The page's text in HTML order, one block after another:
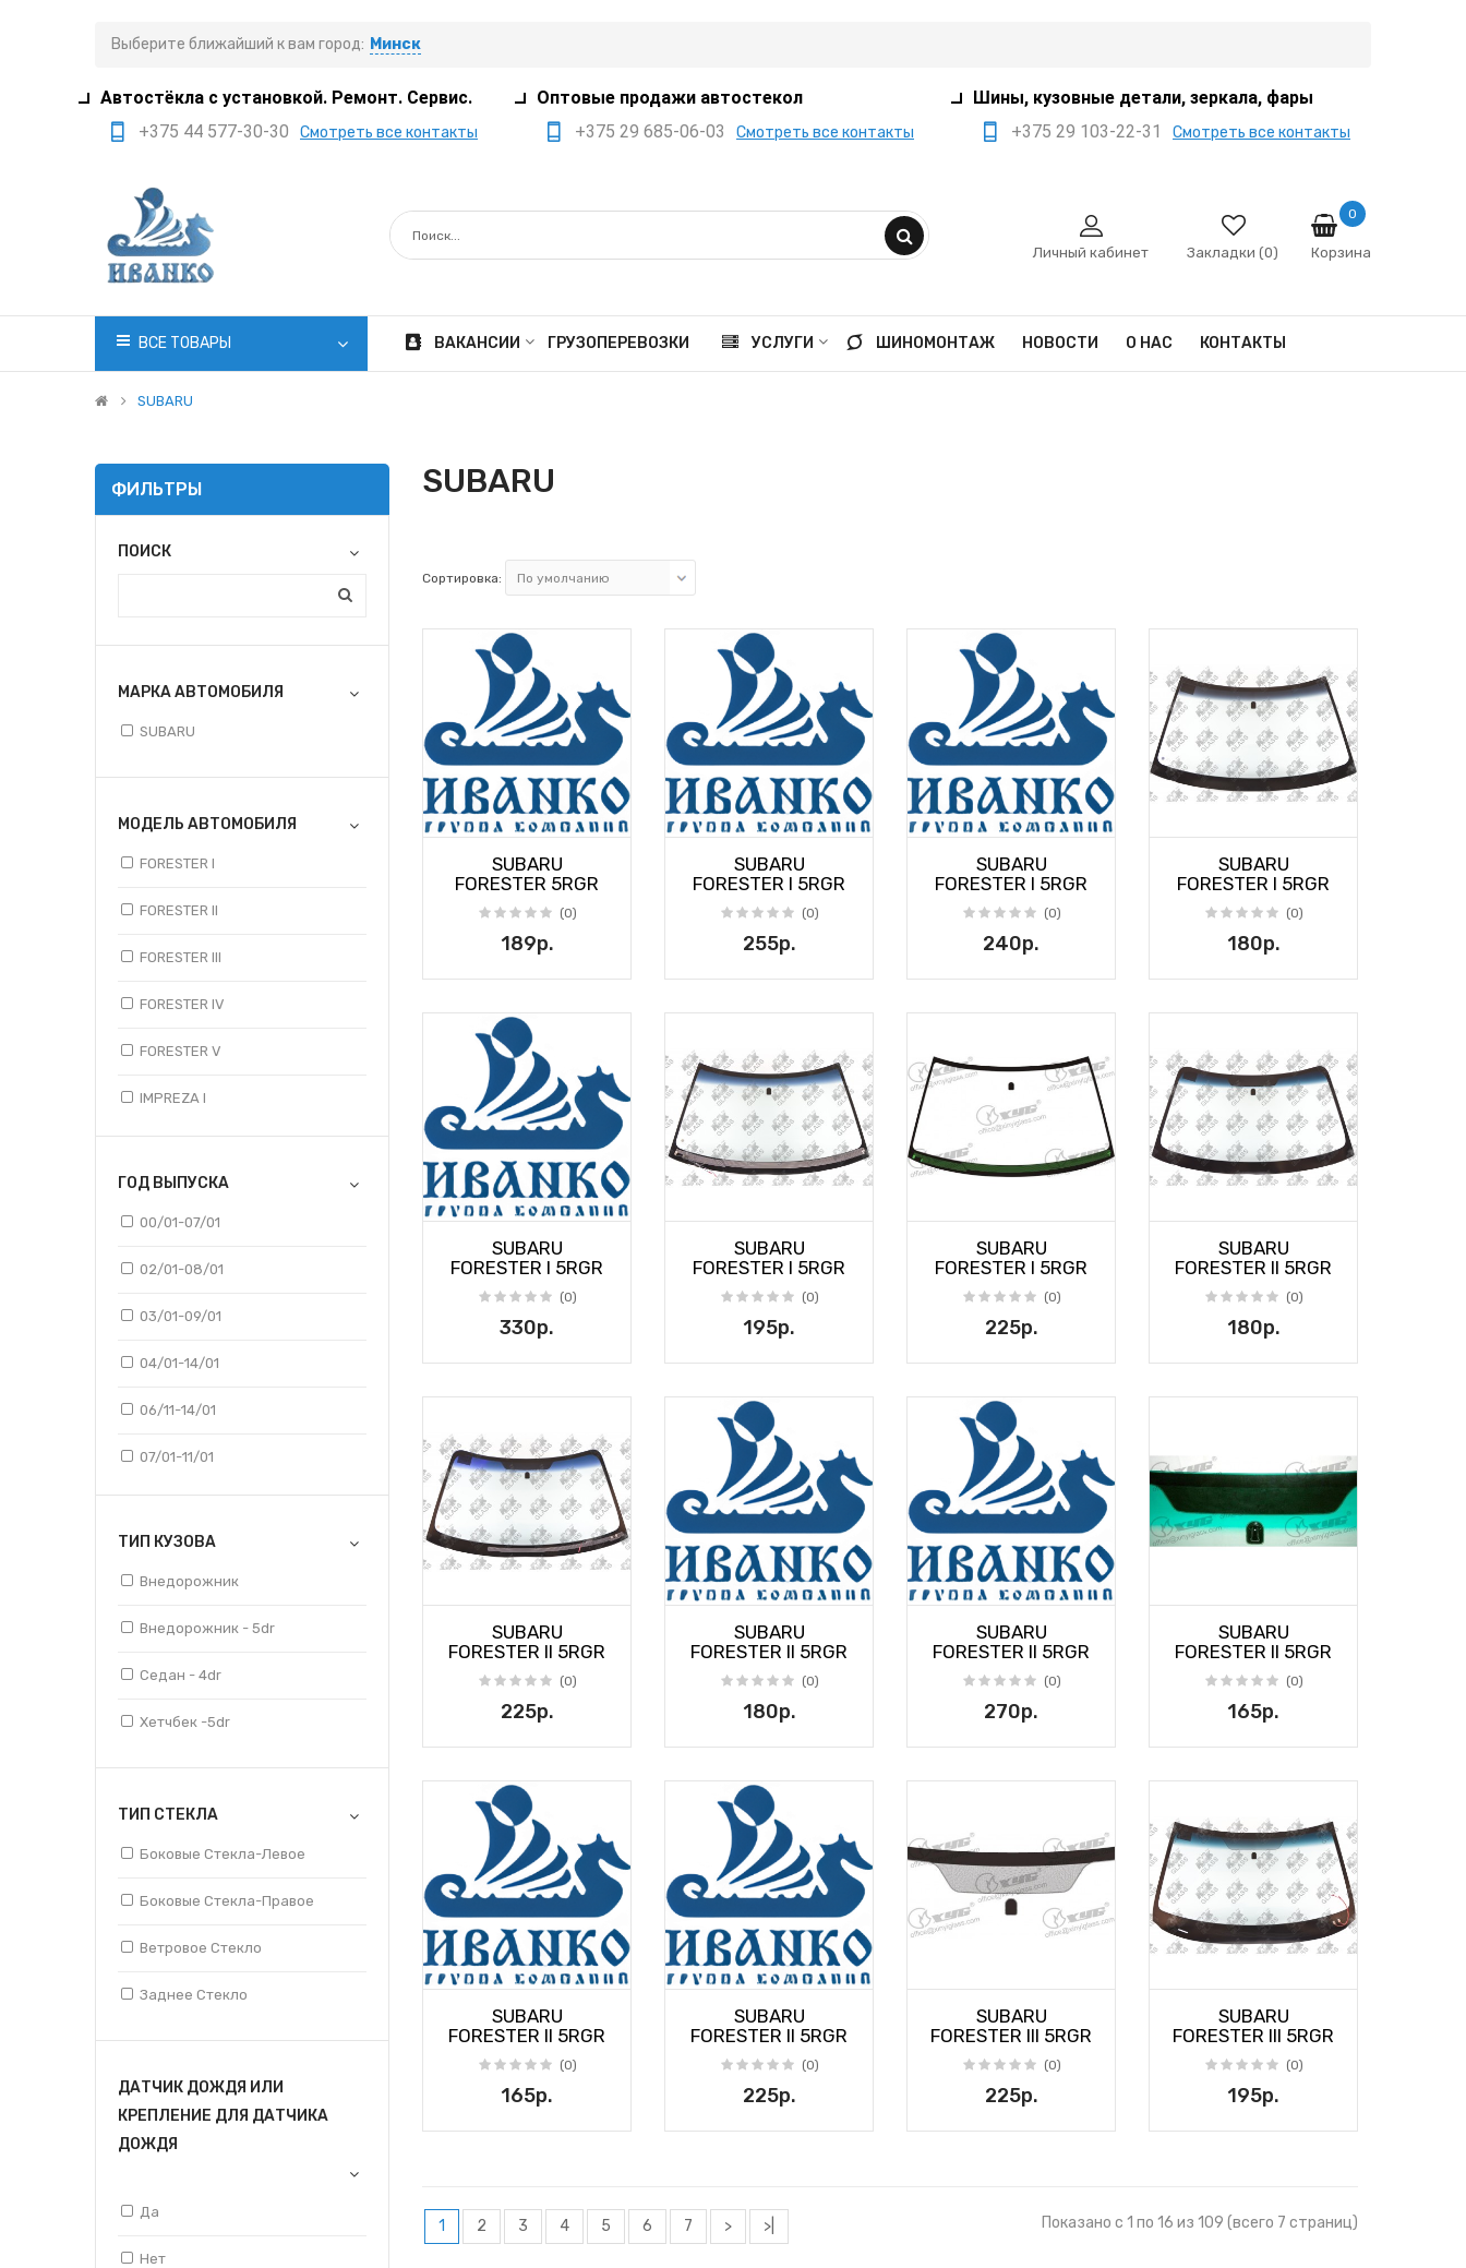
Выберите ближайший к вам город: Минск
Автостёкла с установкой. Ремонт. Сервис.
+375 44 577-30-30
Смотреть все контакты
+375 29 705-41-21
+375 17 397-05-85
office@ivanko.by
Минск, переулок
Промышленный,8/5
Вс. 8:30 - 18:00
Оптовые продажи автостекол
+375 29 685-06-03
Смотреть все контакты
+375 29 385-05-03
+375 29 559-41-21
Минск, переулок
Шины, кузовные детали, зеркала, фары
+375 29 103-22-31
Смотреть все контакты
+375 29 666-12-68
sale@ivanko.by
Промышленный,8/5
Личный кабинет Закладки (0) Корзина
0
ВСЕ ТОВАРЫ ВАКАНСИИ ГРУЗОПЕРЕВОЗКИ УСЛУГИ ШИНОМОНТАЖ НОВОСТИ О НАС КОНТАКТЫ
SUBARU
ФИЛЬТРЫ
ПОИСК
МАРКА АВТОМОБИЛЯ
SUBARU
МОДЕЛЬ АВТОМОБИЛЯ
FORESTER I
FORESTER II
FORESTER III
FORESTER IV
FORESTER V
IMPREZA I
IMPREZA II LIM
ГОД ВЫПУСКА
00/01-07/01
02/01-08/01
03/01-09/01
04/01-14/01
06/11-14/01
07/01-11/01
09/01-14/01
97/01-02/01
ТИП КУЗОВА
Внедорожник
Внедорожник - 5dr
Седан - 4dr
Хетчбек -5dr
ТИП СТЕКЛА
Боковые Стекла-Левое
Боковые Стекла-Правое
Ветровое Стекло
Заднее Стекло
ДАТЧИК ДОЖДЯ ИЛИ
КРЕПЛЕНИЕ ДЛЯ ДАТЧИКА
ДОЖДЯ
Да
Нет
SUBARU
Сортировка:
SUBARU
FORESTER 5RGR
(0)
189р.
SUBARU
FORESTER I 5RGR
(0)
255р.
SUBARU
FORESTER I 5RGR
(0)
240р.
SUBARU
FORESTER I 5RGR
(0)
180р.
SUBARU
FORESTER I 5RGR
(0)
330р.
SUBARU
FORESTER I 5RGR
(0)
195р.
SUBARU
FORESTER I 5RGR
(0)
225р.
SUBARU
FORESTER II 5RGR
(0)
180р.
SUBARU
FORESTER II 5RGR
(0)
225р.
SUBARU
FORESTER II 5RGR
(0)
180р.
SUBARU
FORESTER II 5RGR
(0)
270р.
SUBARU
FORESTER II 5RGR
(0)
165р.
SUBARU
FORESTER II 5RGR
(0)
165р.
SUBARU
FORESTER II 5RGR
(0)
225р.
SUBARU
FORESTER III 5RGR
(0)
225р.
SUBARU
FORESTER III 5RGR
(0)
195р.
1 2 3 4 5 6 7 > >| Показано с 1 по 16 из 109 (всего 7 страниц)